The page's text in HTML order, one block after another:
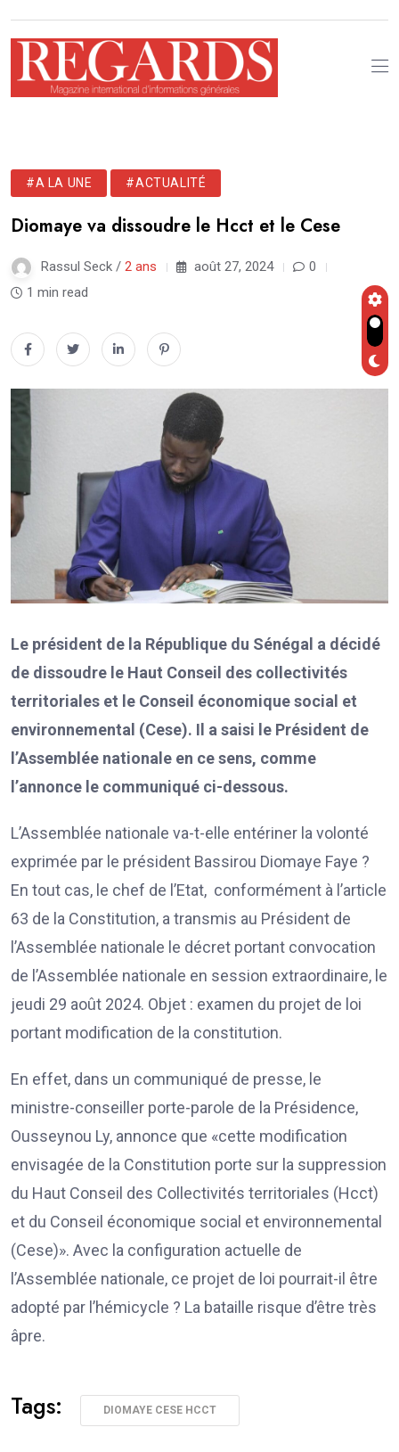
#A LA UNE #ACTUALITÉ
Diomaye va dissoudre le Hcct et le Cese
Rassul Seck / 2 ans août 27, 2024
0
1 min read
Le président de la République du Sénégal a décidé
de dissoudre le Haut Conseil des collectivités
territoriales et le Conseil économique social et
environnemental (Cese). Il a saisi le Président de
l’Assemblée nationale en ce sens, comme
l’annonce le communiqué ci-dessous.
L’Assemblée nationale va-t-elle entériner la volonté
exprimée par le président Bassirou Diomaye Faye ?
En tout cas, le chef de l’Etat, conformément à l’article
63 de la Constitution, a transmis au Président de
l’Assemblée nationale le décret portant convocation
de l’Assemblée nationale en session extraordinaire, le
jeudi 29 août 2024. Objet : examen du projet de loi
portant modification de la constitution.
En effet, dans un communiqué de presse, le
ministre-conseiller porte-parole de la Présidence,
Ousseynou Ly, annonce que «cette modification
envisagée de la Constitution porte sur la suppression
du Haut Conseil des Collectivités territoriales (Hcct)
et du Conseil économique social et environnemental
(Cese)». Avec la configuration actuelle de
l’Assemblée nationale, ce projet de loi pourrait-il être
adopté par l’hémicycle ? La bataille risque d’être très
âpre.
Tags: DIOMAYE CESE HCCT